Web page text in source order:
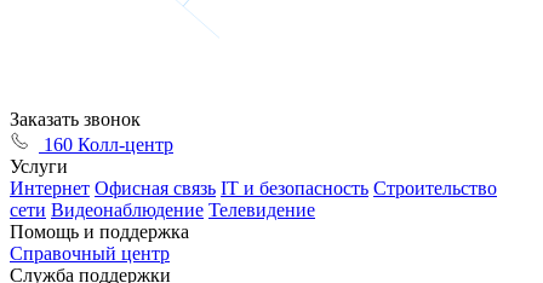
Заказать звонок
160 Колл-центр
Услуги
Интернет Офисная связь IT и безопасность Строительство
сети Видеонаблюдение Телевидение
Помощь и поддержка
Справочный центр
Служба поддержки